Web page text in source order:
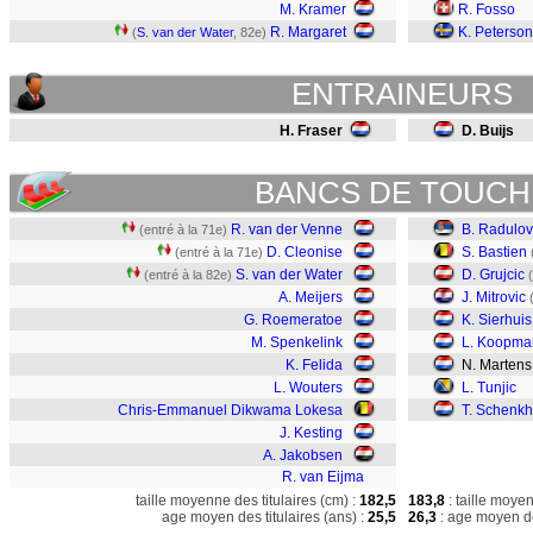
M. Kramer
(S. van der Water, 82e) R. Margaret
R. Fosso
K. Peterson
ENTRAINEURS
H. Fraser D. Buijs
BANCS DE
(entré à la 71e) R. van der Venne
(entré à la 71e) D. Cleonise
(entré à la 82e) S. van der Water
A. Meijers
G. Roemeratoe
M. Spenkelink
K. Felida
L. Wouters
Chris-Emmanuel Dikwama Lokesa
J. Kesting
A. Jakobsen
R. van Eijma
B.
S. Bastien
D. Grujcic
J. Mitrovic
K. Sierhuis
L.
N. Martens
L. Tunjic
T.
taille moyenne des titulaires (cm) : 182,5
age moyen des titulaires (ans) : 25,5
183,8 : taille
26,3 : age moyen